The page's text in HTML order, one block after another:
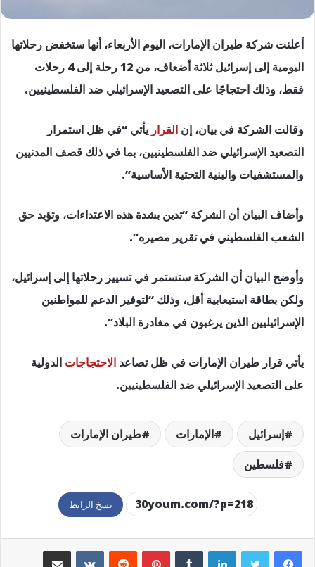
أعلنت شركة طيران الإمارات، اليوم الأربعاء، أنها ستخفض رحلاتها
اليومية إلى إسرائيل ثلاثة أضعاف، من 12 رحلة إلى 4 رحلات
فقط، وذلك احتجاجًا على التصعيد الإسرائيلي ضد الفلسطينيين.
وقالت الشركة في بيان، إن القرار يأتي “في ظل استمرار
التصعيد الإسرائيلي ضد الفلسطينيين، بما في ذلك قصف المدنيين
والمستشفيات والبنية التحتية الأساسية”.
وأضاف البيان أن الشركة “تدين بشدة هذه الاعتداءات، وتؤيد حق
الشعب الفلسطيني في تقرير مصيره”.
وأوضح البيان أن الشركة ستستمر في تسيير رحلاتها إلى إسرائيل،
ولكن بطاقة استيعابية أقل، وذلك “لتوفير الدعم للمواطنين
الإسرائيليين الذين يرغبون في مغادرة البلاد”.
يأتي قرار طيران الإمارات في ظل تصاعد الاحتجاجات الدولية
على التصعيد الإسرائيلي ضد الفلسطينيين.
إسرائيل الإمارات
طيران الإمارات
فلسطين
نسخ الرابط
لينكدإن بينتيريست مشاركة عبر البريد